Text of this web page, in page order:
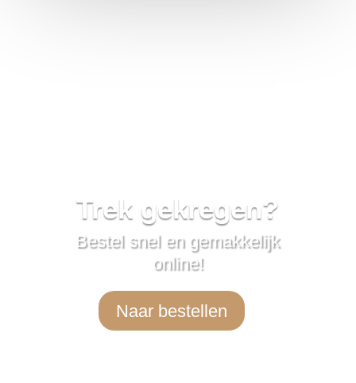
Trek gekregen?
Bestel snel en gemakkelijk
online!
Naar bestellen